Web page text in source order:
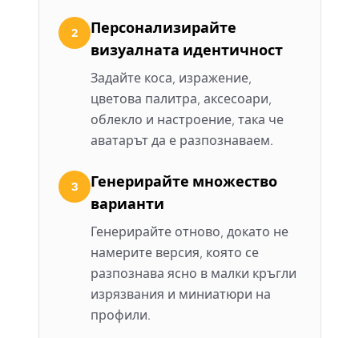
2
Персонализирайте
визуалната идентичност
Задайте коса, изражение,
цветова палитра, аксесоари,
облекло и настроение, така че
аватарът да е разпознаваем.
3
Генерирайте множество
варианти
Генерирайте отново, докато не
намерите версия, която се
разпознава ясно в малки кръгли
изрязвания и миниатюри на
профили.